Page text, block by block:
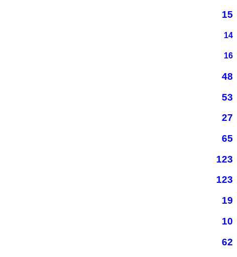
15
14
16
48
53
27
65
123
123
19
10
62